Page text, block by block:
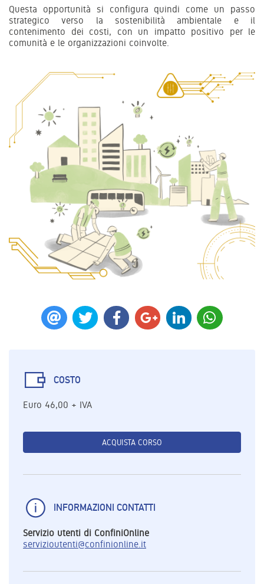
Questa opportunità si configura quindi come un passo
strategico verso la sostenibilità ambientale e il
contenimento dei costi, con un impatto positivo per le
comunità e le organizzazioni coinvolte.
COSTO
Euro 46,00 + IVA
ACQUISTA CORSO
INFORMAZIONI CONTATTI
Servizio utenti di ConfiniOnline
servizioutenti@confinionline.it